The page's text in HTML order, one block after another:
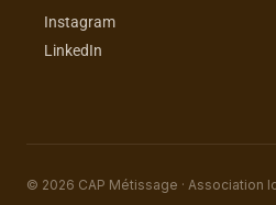
Instagram
LinkedIn
© 2026 CAP Métissage · Association